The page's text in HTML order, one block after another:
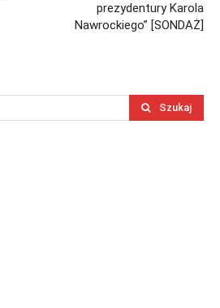
prezydentury Karola
Nawrockiego” [SONDAŻ]
Szukaj